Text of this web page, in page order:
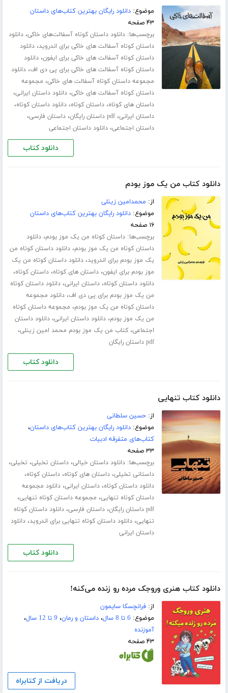
موضوع:دانلود رایگان بهترین کتاب‌های داستان
۴۳ صفحه
برچسب‌ها:دانلود داستان کوتاه آسفالت‌های خاکی،دانلود
داستان کوتاه آسفالت های خاکی برای اندروید،دانلود
داستان کوتاه آسفالت های خاکی برای ایفون،دانلود
داستان کوتاه آسفالت های خاکی برای پی دی اف،دانلود
مجموعه داستان کوتاه آسفالت های خاکی، مجموعه
داستان کوتاه آسفالت های خاکی،دانلود داستان ایرانی،
داستان های کوتاه،داستان کوتاه،دانلود داستان کوتاه،
داستان ایرانی،pdf داستان رایگان ،داستان فارسی،
داستان اجتماعی،دانلود داستان اجتماعی
دانلود کتاب
دانلود کتاب من یک موز بودم
از: محمدامین زینلی
موضوع:دانلود رایگان بهترین کتاب‌های داستان
۱۶ صفحه
برچسب‌ها:داستان کوتاه من یک موز بودم،دانلود
داستان کوتاه من یک موز بودم،دانلود داستان کوتاه من
یک موز بودم برای اندروید،دانلود داستان کوتاه من یک
موز بودم برای ایفون،داستان های کوتاه،داستان کوتاه،
دانلود داستان کوتاه،داستان ایرانی،دانلود داستان کوتاه
من یک موز بودم برای پی دی اف،دانلود مجموعه
داستان کوتاه من یک موز بودم، مجموعه داستان کوتاه
من یک موز بودم،دانلود داستان ایرانی،دانلود داستان
اجتماعی،کتاب من یک موز بودم محمد امین زینلی،
pdf داستان رایگان
دانلود کتاب
دانلود کتاب تنهایی
از:حسین سلطانی
موضوع:دانلود رایگان بهترین کتاب‌های داستان،
کتاب‌های متفرقه ادبیات
۳۳ صفحه
برچسب‌ها:دانلود داستان خیالی،داستان تخیلی، تخیلی،
داستانی تخیلی،داستان های کوتاه،داستان کوتاه،
دانلود داستان کوتاه،داستان ایرانی،دانلود مجموعه
داستان کوتاه تنهایی، مجموعه داستان کوتاه تنهایی،
pdf داستان رایگان ،داستان فارسی،دانلود داستان کوتاه
تنهایی،دانلود داستان کوتاه تنهایی برای اندروید،دانلود
داستان ایرانی
دانلود کتاب
دانلود کتاب هنری وروجک مرده رو زنده می‌کنه!
از:فرانچسکا سایمون
موضوع: 6 تا 8 سال ،داستان و رمان، 9 تا 12 سال
،
آموزنده
۴۳ صفحه
دریافت از کتابراه